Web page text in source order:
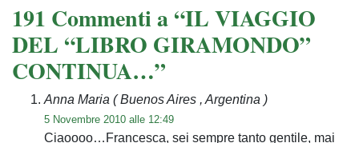
191 Commenti a “IL VIAGGIO
DEL “LIBRO GIRAMONDO”
CONTINUA…”
Anna Maria ( Buenos Aires , Argentina )
5 Novembre 2010 alle 12:49
Ciaoooo…Francesca, sei sempre tanto gentile, mai